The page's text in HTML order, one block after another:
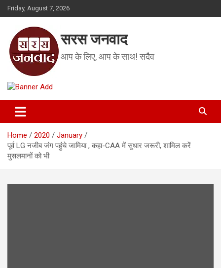
Skip
to
Friday, August 7, 2026
सरस जनवाद
आप के लिए, आप के साथ! सदैव
Home 2020
January
पूर्व LG नजीब जंग पहुंचे जामिया , कहा-CAA में सुधार जरूरी, शामिल करें
मुसलमानों को भी